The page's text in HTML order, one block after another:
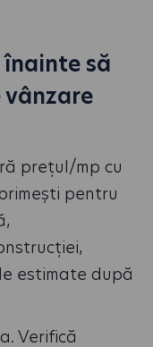
să
prețul/mp cu
pentru
estimate după
Verifică